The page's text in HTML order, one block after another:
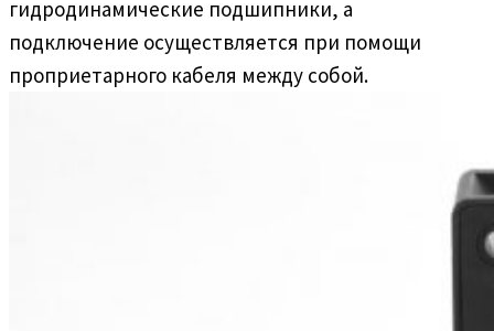
гидродинамические подшипники, а
подключение осуществляется при помощи
проприетарного кабеля между собой.